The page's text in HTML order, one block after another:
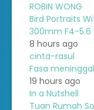
ROBIN WONG
Bird Portraits
300mm F4-5.6
8 hours ago
cinta-rasul
Fasa
19 hours ago
In a Nutshell
Tuan Rumah